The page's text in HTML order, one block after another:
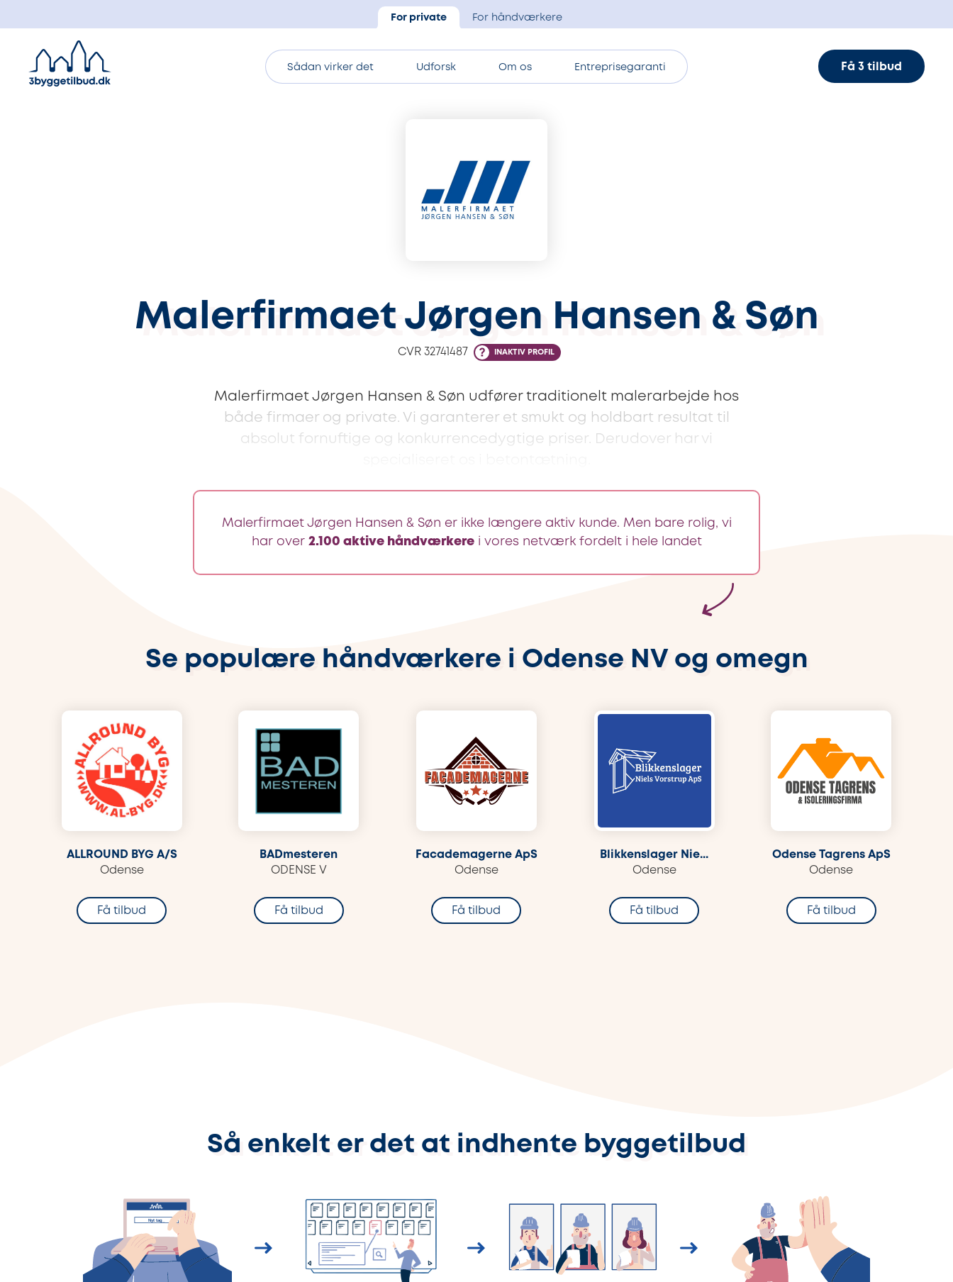
For private For håndværkere
Sådan virker det Udforsk Om os Entreprisegaranti Få 3 tilbud
Malerfirmaet Jørgen Hansen & Søn
CVR 32741487 INAKTIV PROFIL
Malerfirmaet Jørgen Hansen & Søn udfører traditionelt malerarbejde hos
både firmaer og private. Vi garanterer et smukt og holdbart resultat til
absolut fornuftige og konkurrencedygtige priser. Derudover har vi
Malerfirmaet Jørgen Hansen & Søn er ikke længere aktiv kunde. Men bare rolig, vi
har over 2.100 aktive håndværkerei vores netværk fordelt i hele landet
Se populære håndværkere i Odense NV og omegn
ALLROUND BYG A/S
Odense
Få tilbud
BADmesteren
ODENSE V
Få tilbud
Facademagerne ApS
Odense
Få tilbud
Blikkenslager Nie...
Odense
Få tilbud
Odense Tagrens ApS
Odense
Få tilbud
Så enkelt er det at indhente byggetilbud